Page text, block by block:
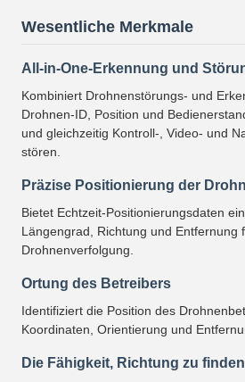
Wesentliche Merkmale
All-in-One-Erkennung und
Kombiniert Drohnenstörungs- und
Drohnen-ID, Position und
und gleichzeitig Kontroll-, Video- und
stören.
Präzise Positionierung der
Bietet Echtzeit-Positionierungsdaten
Längengrad, Richtung und Entfernung
Drohnenverfolgung.
Ortung des Betreibers
Identifiziert die Position des
Koordinaten, Orientierung und
Die Fähigkeit, Richtung zu finden